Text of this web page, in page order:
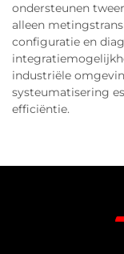
ondersteunen
alleen
configuratie en
industriële
systeumatisering
efficiëntie.